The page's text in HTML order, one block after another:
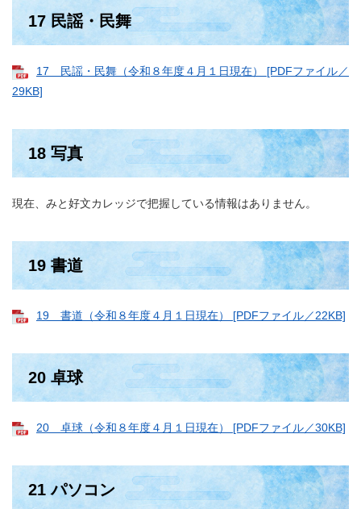
17 民謡・民舞
17 民謡・民舞（令和８年度４月１日現在） [PDFファイル／
29KB]
18 写真
現在、みと好文カレッジで把握している情報はありません。
19 書道
19 書道（令和８年度４月１日現在） [PDFファイル／22KB]
20 卓球
20 卓球（令和８年度４月１日現在） [PDFファイル／30KB]
21 パソコン